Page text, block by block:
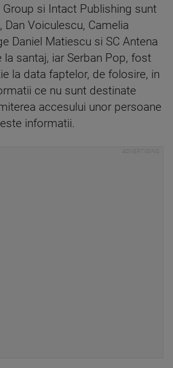
Group si Intact Publishing sunt
Dan Voiculescu, Camelia
Daniel Matiescu si SC Antena
santaj, iar Serban Pop, fost
la data faptelor, de folosire, in
ce nu sunt destinate
accesului unor persoane
informatii.